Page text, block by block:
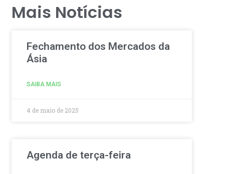
Mais Notícias
Fechamento dos Mercados da
Ásia
SAIBA MAIS
4 de maio de 2025
Agenda de terça-feira